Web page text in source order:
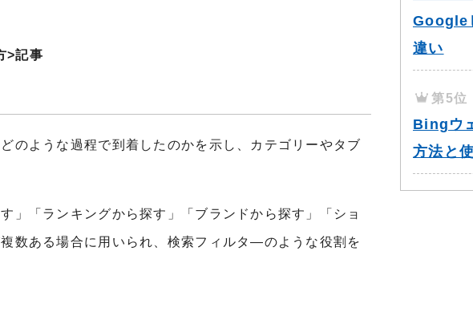
>記事
のような過程で到着したのかを示し、カテゴリーやタブ
」「ランキングから探す」「ブランドから探す」「ショ
数ある場合に用いられ、検索フィルタ―のような役割を
Google
違い
第5位
Bingウ
方法と